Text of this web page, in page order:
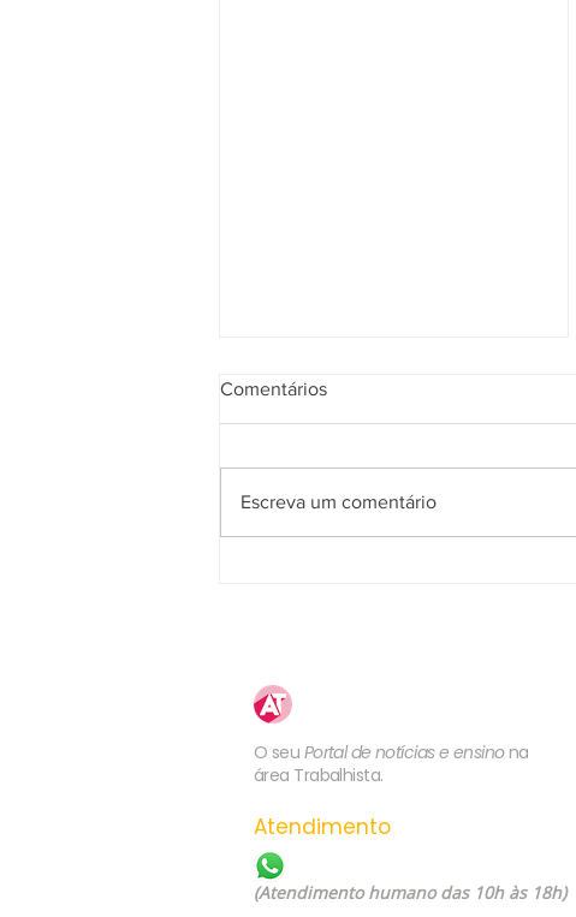
Comentários
Escreva um comentário
O seu Portal de notícias e ensino na
área Trabalhista.
Atendimento
(Atendimento humano das 10h às 18h)